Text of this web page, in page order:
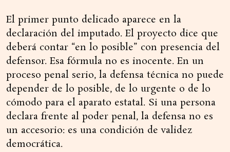
El primer punto delicado aparece en la
declaración del imputado. El proyecto dice que
deberá contar “en lo posible” con presencia del
defensor. Esa fórmula no es inocente. En un
proceso penal serio, la defensa técnica no puede
depender de lo posible, de lo urgente o de lo
cómodo para el aparato estatal. Si una persona
declara frente al poder penal, la defensa no es
un accesorio: es una condición de validez
democrática.